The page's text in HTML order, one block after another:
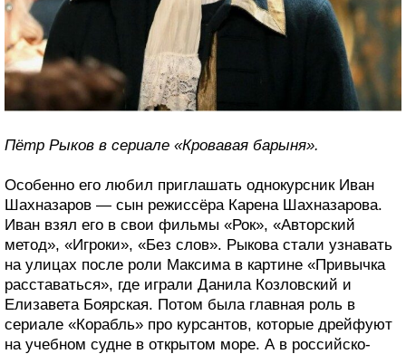
Пётр Рыков в сериале «Кровавая барыня».
Особенно его любил приглашать однокурсник Иван
Шахназаров — сын режиссёра Карена Шахназарова.
Иван взял его в свои фильмы «Рок», «Авторский
метод», «Игроки», «Без слов». Рыкова стали узнавать
на улицах после роли Максима в картине «Привычка
расставаться», где играли Данила Козловский и
Елизавета Боярская. Потом была главная роль в
сериале «Корабль» про курсантов, которые дрейфуют
на учебном судне в открытом море. А в российско-